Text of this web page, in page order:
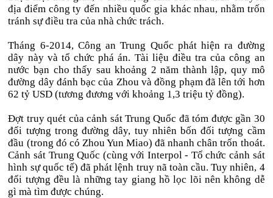
địa điểm công ty đến nhiều quốc gia khác nhau, nhằm trốn
tránh sự điều tra của nhà chức trách.
Tháng 6-2014, Công an Trung Quốc phát hiện ra đường
dây này và tổ chức phá án. Tài liệu điều tra của công an
nước bạn cho thấy sau khoảng 2 năm thành lập, quy mô
đường dây đánh bạc của Zhou và đồng phạm đã lên tới hơn
62 tỷ USD (tương đương với khoảng 1,3 triệu tỷ đồng).
Đợt truy quét của cảnh sát Trung Quốc đã tóm được gần 30
đối tượng trong đường dây, tuy nhiên bốn đối tượng cầm
đầu (trong đó có Zhou Yun Miao) đã nhanh chân trốn thoát.
Cảnh sát Trung Quốc (cùng với Interpol - Tổ chức cảnh sát
hình sự quốc tế) đã phát lệnh truy nã toàn cầu. Tuy nhiên, 4
đối tượng đều là những tay giang hồ lọc lõi nên không dễ
gì mà tìm được chúng.